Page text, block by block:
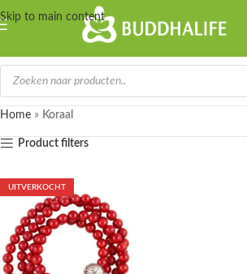
Skip to main content
Home » Koraal
Product filters
UITVERKOCHT